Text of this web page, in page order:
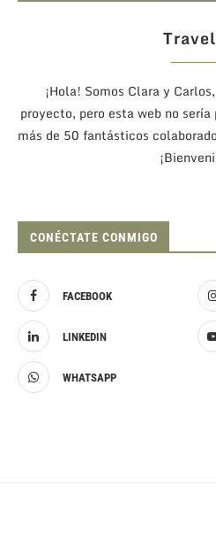
¡Hola! Somos Clara y
proyecto, pero esta web no
más de 50 fantásticos
CONÉCTATE CONMIGO
FACEBOOK
LINKEDIN
WHATSAPP